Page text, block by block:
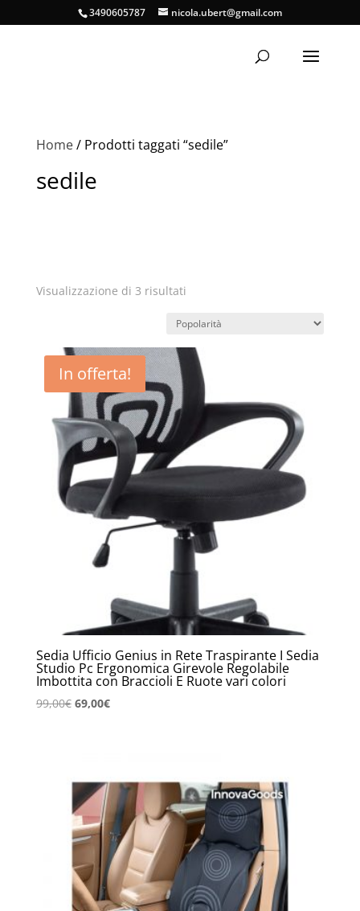
3490605787 nicola.ubert@gmail.com
Home/ Prodotti taggati “sedile”
sedile
Visualizzazione di 3 risultatiPopolarità
In offerta!
Sedia Ufficio Genius in Rete Traspirante I Sedia
Studio Pc Ergonomica Girevole Regolabile
Imbottita con Braccioli E Ruote vari colori
99,00€ Il
69,00€Il